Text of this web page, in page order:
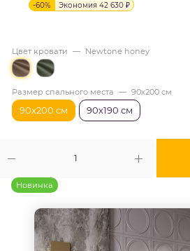
-60% Экономия 42 630 ₽
Цвет кровати — Newtone honey
Размер спального места — 90х200 см
90х200 см 90х190 см
Новинка